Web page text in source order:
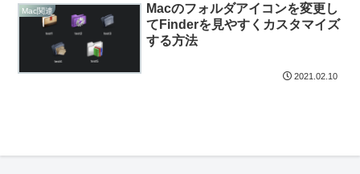
Mac関連
Macのフォルダアイコンを変更し
てFinderを見やすくカスタマイズ
する方法
2021.02.10